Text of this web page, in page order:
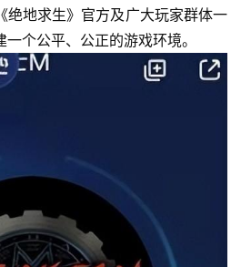
绝地求生》官方及广大玩家群体一
个公平、公正的游戏环境。